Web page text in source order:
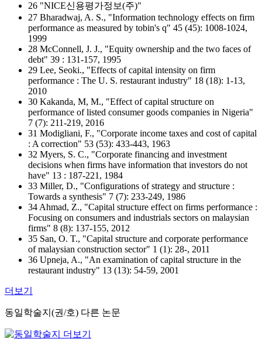
26 "NICE신용평가정보(주)"
27 Bharadwaj, A. S., "Information technology effects on firm
performance as measured by tobin's q" 45 (45): 1008-1024,
1999
28 McConnell, J. J., "Equity ownership and the two faces of
debt" 39 : 131-157, 1995
29 Lee, Seoki., "Effects of capital intensity on firm
performance : The U. S. restaurant industry" 18 (18): 1-13,
2010
30 Kakanda, M, M., "Effect of capital structure on
performance of listed consumer goods companies in Nigeria"
7 (7): 211-219, 2016
31 Modigliani, F., "Corporate income taxes and cost of capital
: A correction" 53 (53): 433-443, 1963
32 Myers, S. C., "Corporate financing and investment
decisions when firms have information that investors do not
have" 13 : 187-221, 1984
33 Miller, D., "Configurations of strategy and structure :
Towards a synthesis" 7 (7): 233-249, 1986
34 Ahmad, Z., "Capital structure effect on firms performance :
Focusing on consumers and industrials sectors on malaysian
firms" 8 (8): 137-155, 2012
35 San, O. T., "Capital structure and corporate performance
of malaysian construction sector" 1 (1): 28-, 2011
36 Upneja, A., "An examination of capital structure in the
restaurant industry" 13 (13): 54-59, 2001
더보기
동일학술지(권/호) 다른 논문